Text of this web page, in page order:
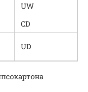
UW
CD
UD